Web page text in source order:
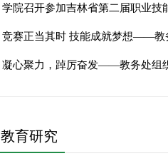
学院召开参加吉林省第二届职业技
竞赛正当其时 技能成就梦想——教
凝心聚力，踔厉奋发——教务处组
教育研究